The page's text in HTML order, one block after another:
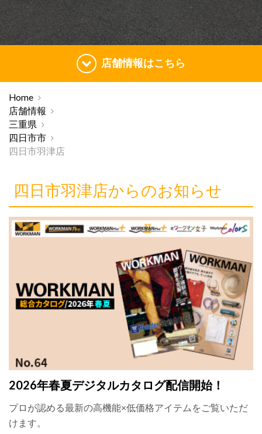
店舗情報はこちら
Home
店舗情報
三重県
四日市市
四日市羽津店
四日市羽津店からのお知らせ
2026年春夏デジタルカタログ配信開始！
プロが認める最新の高機能×低価格アイテムをご覧いただ
けます。